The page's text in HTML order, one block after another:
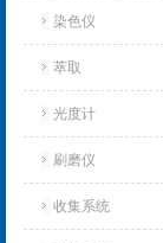
染色仪
萃取
光度计
刷磨仪
收集系统